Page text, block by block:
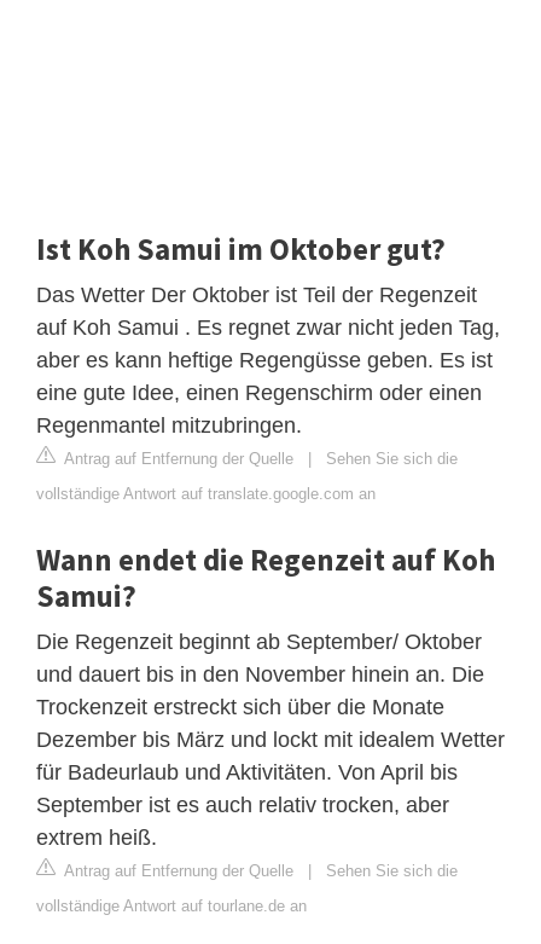
Ist Koh Samui im ​​Oktober gut?
Das Wetter Der Oktober ist Teil der Regenzeit
auf Koh Samui . Es regnet zwar nicht jeden Tag,
aber es kann heftige Regengüsse geben. Es ist
eine gute Idee, einen Regenschirm oder einen
Regenmantel mitzubringen.
Antrag auf Entfernung der Quelle | Sehen Sie sich die
vollständige Antwort auf translate.google.com an
Wann endet die Regenzeit auf Koh
Samui?
Die Regenzeit beginnt ab September/ Oktober
und dauert bis in den November hinein an. Die
Trockenzeit erstreckt sich über die Monate
Dezember bis März und lockt mit idealem Wetter
für Badeurlaub und Aktivitäten. Von April bis
September ist es auch relativ trocken, aber
extrem heiß.
Antrag auf Entfernung der Quelle | Sehen Sie sich die
vollständige Antwort auf tourlane.de an